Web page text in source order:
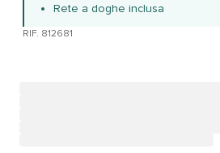
Rete a doghe inclusa
RIF. 812681